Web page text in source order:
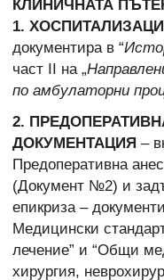
КЛИНИЧНАТА
1.
документира в “
част ІІ на „
по амбулаторни
2.
ДОКУМЕНТАЦИЯ –
Предоперативна
(Документ №2) и
епикриза –
Медицински
лечение” и “Общи
хирургия,